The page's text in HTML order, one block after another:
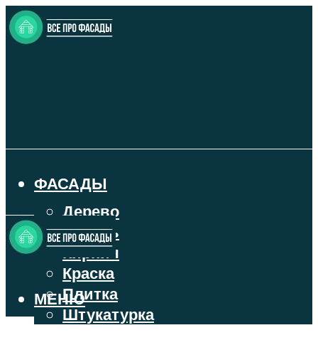
ФАСАДЫ
Дерево
Камень
Кирпич
Краска
Плитка
Штукатурка
МЕНЮ